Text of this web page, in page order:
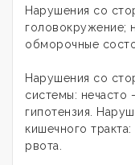
Нарушения со
головокружение;
обморочные
Нарушения со
системы: нечасто
гипотензия.
кишечного
рвота.